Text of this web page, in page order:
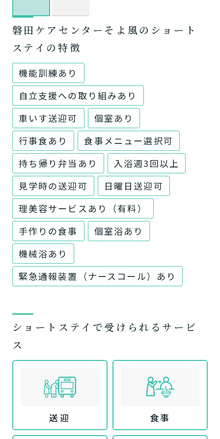
磐田ケアセンターそよ風のショート
ステイの特徴
機能訓練あり
自立支援への取り組みあり
車いす送迎可
個室あり
行事食あり
食事メニュー選択可
持ち帰り弁当あり
入浴週3回以上
見学時の送迎可
日曜日送迎可
理美容サービスあり（有料）
手作りの食事
個室浴あり
機械浴あり
緊急通報装置（ナースコール）あり
ショートステイで受けられるサービ
ス
送迎 食事